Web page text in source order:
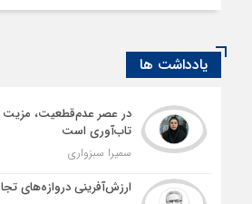
یادداشت ها
در عصر عدم‌قطعیت، مزیت
تاب‌آوری است
سمیرا سبزواری
ارزش‌آفرینی دروازه‌های